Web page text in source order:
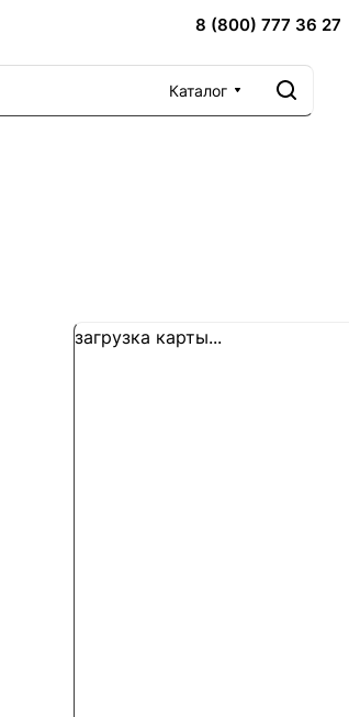
8 (800) 777 36 27
Каталог
загрузка карты...